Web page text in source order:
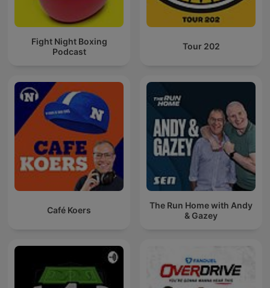
Fight Night Boxing
Podcast
Tour 202
Café Koers
The Run Home with Andy
& Gazey